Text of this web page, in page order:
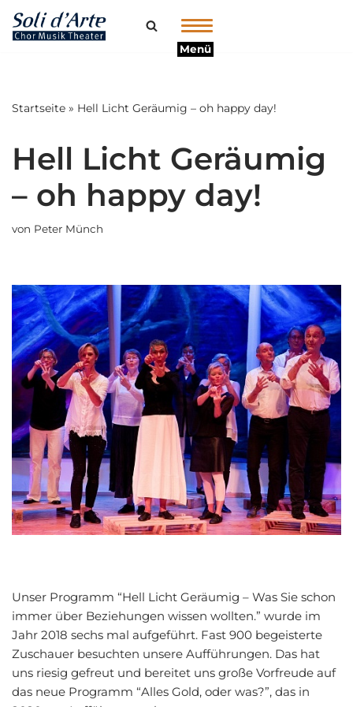
Zum
Menü
Startseite » Hell Licht Geräumig – oh happy day!
Hell Licht Geräumig
– oh happy day!
von Peter Münch
Unser Programm “Hell Licht Geräumig – Was Sie schon
immer über Beziehungen wissen wollten.” wurde im
Jahr 2018 sechs mal aufgeführt. Fast 900 begeisterte
Zuschauer besuchten unsere Aufführungen. Das hat
uns riesig gefreut und bereitet uns große Vorfreude auf
das neue Programm “Alles Gold, oder was?”, das in